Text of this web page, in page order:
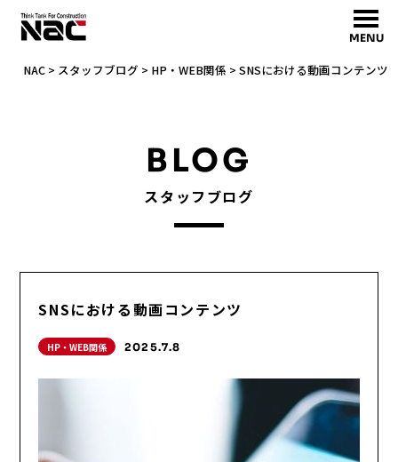
MENU
NAC> スタッフブログ > HP・WEB関係 > SNSにおける動画コンテンツ
BLOG
スタッフブログ
SNSにおける動画コンテンツ
HP・WEB関係 2025.7.8